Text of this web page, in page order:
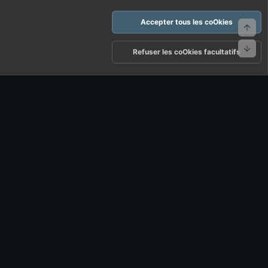
Politique de confidentialité Aide
R
S
Accepter tous les coOkies
Refuser les coOkies facultatifs